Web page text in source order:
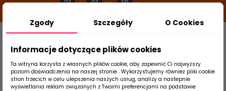
21 g 01 m 17 s
Szukaj
Strona Główna Salon / Taras Marazzi
Zgody Szczegóły O Cookies
Informacje dotyczące plików cookies
Ta witryna korzysta z własnych plików cookie, aby zapewnić Ci najwyższy
poziom doświadczenia na naszej stronie . Wykorzystujemy również pliki cookie
stron trzecich w celu ulepszenia naszych usług, analizy a nastepnie
wyświetlania reklam związanych z Twoimi preferencjami na podstawie